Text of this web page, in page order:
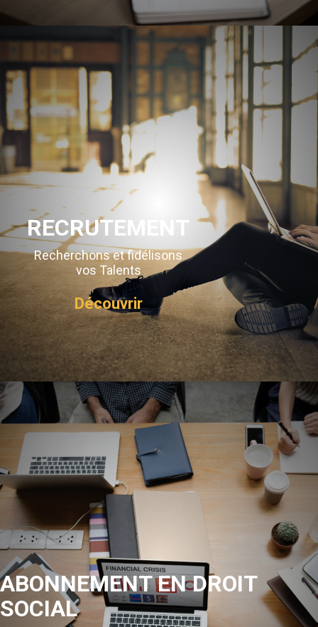
RECRUTEMENT
Recherchons et fidélisons
vos Talents
Découvrir
ABONNEMENT EN DROIT
SOCIAL